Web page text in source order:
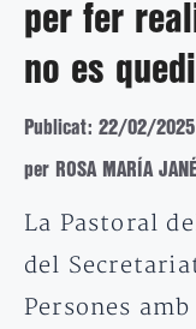
per fer
no es
Publicat: 22/02/
per ROSA MARÍA
La Pastoral
del
Persones